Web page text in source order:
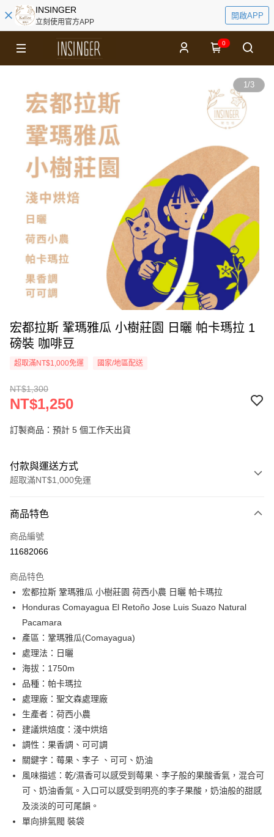
INSINGER
立刻使用官方APP
開啟APP
0
1/3
宏都拉斯 鞏瑪雅瓜 小樹莊園 日曬 帕卡瑪拉 1
磅裝 咖啡豆
超取滿NT$1,000免運 國家/地區配送
NT$1,300
NT$1,250
訂製商品：預計 5 個工作天出貨
付款與運送方式
超取滿NT$1,000免運
信用卡一次付款
超商取貨付款
Apple Pay
街口支付
悠遊付
Google Pay
全盈+PAY
AFTEE先享後付
相關說明
【關於「AFTEE先享後付」】
AFTEE先享後付是「在收到商品之後才付款」的支付方式。 讓您購物簡單
１．簡單：不需註冊會員、不需綁卡、不需儲值。
２．便利：只要手機號碼，簡訊認證，即可結帳。
３．安心：先確認商品／服務後，再付款。
【「AFTEE先享後付」結帳流程】
１．於結帳方式選擇「AFTEE先享後付」後，將跳轉至「AFTEE先享後付」
Hami Point
相關說明
會員帳號後，即可在購物車使用 Hami Point 折抵消費金額 (1點等於1元)。
ATM付款
運送方式
全家《咖啡豆》
商品特色
商品編號
11682066
商品特色
宏都拉斯 鞏瑪雅瓜 小樹莊園 荷西小農 日曬 帕卡瑪拉
Honduras Comayagua El Retoño Jose Luis Suazo Natural
Pacamara
產區：鞏瑪雅瓜(Comayagua)
處理法：日曬
海拔：1750m
品種：帕卡瑪拉
處理廠：聖文森處理廠
生產者：荷西小農
建議烘焙度：淺中烘焙
調性：果香調、可可調
關鍵字：莓果、李子 、可可、奶油
風味描述：乾/濕香可以感受到莓果、李子般的果酸香氣，混合可
可、奶油香氣。入口可以感受到明亮的李子果酸，奶油般的甜感
及淡淡的可可尾韻。
單向排氣閥 裝袋